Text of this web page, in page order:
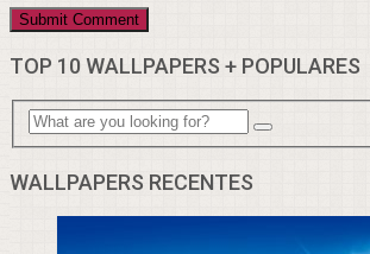
TOP 10 WALLPAPERS + POPULARES
WALLPAPERS RECENTES